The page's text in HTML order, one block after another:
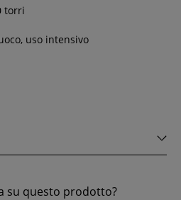
torri
uso intensivo
su questo prodotto?